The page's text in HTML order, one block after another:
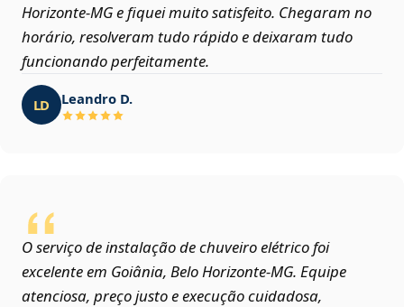
Horizonte‑MG e fiquei muito satisfeito. Chegaram no
horário, resolveram tudo rápido e deixaram tudo
funcionando perfeitamente.
LD Leandro D.
O serviço de instalação de chuveiro elétrico foi
excelente em Goiânia, Belo Horizonte‑MG. Equipe
atenciosa, preço justo e execução cuidadosa,